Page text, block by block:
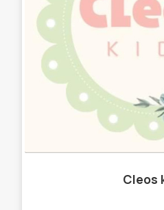
Cleos